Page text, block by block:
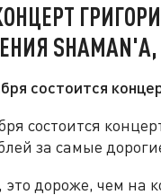
состоится
состоится
за самые
это дороже, чем на